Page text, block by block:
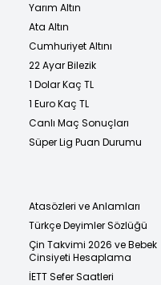
Yarım Altın
Ata Altın
Cumhuriyet Altını
22 Ayar Bilezik
1 Dolar Kaç TL
1 Euro Kaç TL
Canlı Maç Sonuçları
Süper Lig Puan Durumu
Atasözleri ve Anlamları
Türkçe Deyimler Sözlüğü
Çin Takvimi 2026 ve Bebek
Cinsiyeti Hesaplama
İETT Sefer Saatleri